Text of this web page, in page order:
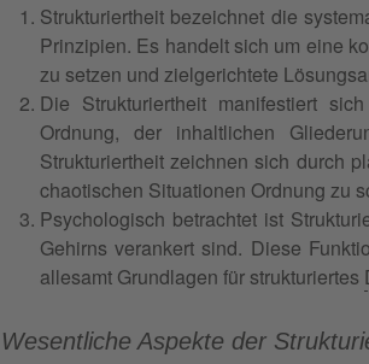
Strukturiertheit bezeichnet die
Prinzipien. Es handelt sich um eine
zu setzen und zielgerichtete
Die Strukturiertheit manifestiert
Ordnung, der inhaltlichen
Strukturiertheit zeichnen sich durch
chaotischen Situationen Ordnung zu
Psychologisch betrachtet ist
Gehirns verankert sind. Diese
allesamt Grundlagen für strukturiertes
Wesentliche Aspekte der